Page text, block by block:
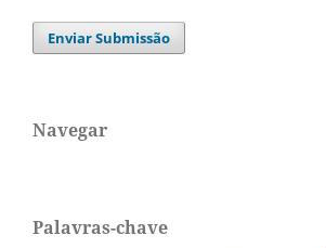
Enviar Submissão
Navegar
Palavras-chave